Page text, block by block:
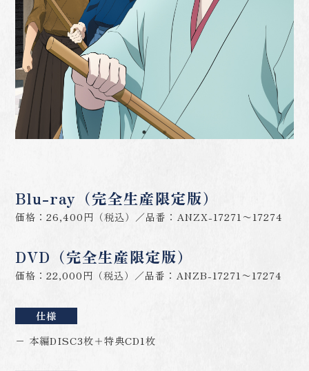
Blu-ray（完全生産限定版）
価格：26,400円（税込） 品番：ANZX-17271〜17274
DVD（完全生産限定版）
価格：22,000円（税込） 品番：ANZB-17271〜17274
仕様
− 本編DISC3枚＋特典CD1枚